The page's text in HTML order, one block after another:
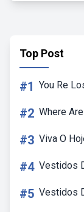
Top Post
#1 You Re
#2 Where
#3 Viva O
#4 Vestidos
#5 Vestidos